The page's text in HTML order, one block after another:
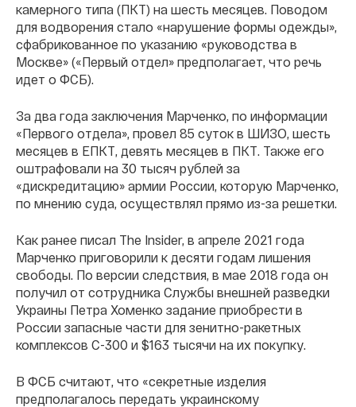
камерного типа (ПКТ) на шесть месяцев. Поводом
для водворения стало «нарушение формы одежды»,
сфабрикованное по указанию «руководства в
Москве» («Первый отдел» предполагает, что речь
идет о ФСБ).
За два года заключения Марченко, по информации
«Первого отдела», провел 85 суток в ШИЗО, шесть
месяцев в ЕПКТ, девять месяцев в ПКТ. Также его
оштрафовали на 30 тысяч рублей за
«дискредитацию» армии России, которую Марченко,
по мнению суда, осуществлял прямо из-за решетки.
Как ранее писал The Insider, в апреле 2021 года
Марченко приговорили к десяти годам лишения
свободы. По версии следствия, в мае 2018 года он
получил от сотрудника Службы внешней разведки
Украины Петра Хоменко задание приобрести в
России запасные части для зенитно-ракетных
комплексов С-300 и $163 тысячи на их покупку.
В ФСБ считают, что «секретные изделия
предполагалось передать украинскому